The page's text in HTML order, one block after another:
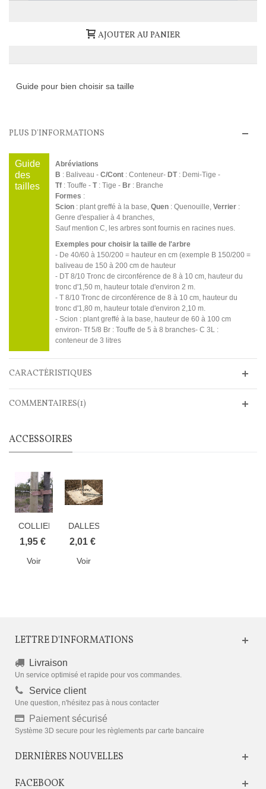
AJOUTER AU PANIER
Guide pour bien choisir sa taille
PLUS D'INFORMATIONS
Guide
des
tailles
Abréviations
B : Baliveau - C/Cont : Conteneur- DT: Demi-Tige -
Tf : Touffe - T: Tige - Br : Branche
Formes :
Scion : plant greffé à la base, Quen : Quenouille, Verrier :
Genre d'espalier à 4 branches,
Sauf mention C, les arbres sont fournis en racines nues.
Exemples pour choisir la taille de l'arbre
- De 40/60 à 150/200 = hauteur en cm (exemple B 150/200 =
baliveau de 150 à 200 cm de hauteur
- DT 8/10 Tronc de circonférence de 8 à 10 cm, hauteur du
tronc d'1,50 m, hauteur totale d'environ 2 m.
- T 8/10 Tronc de circonférence de 8 à 10 cm, hauteur du
tronc d'1,80 m, hauteur totale d'environ 2,10 m.
- Scion : plant greffé à la base, hauteur de 60 à 100 cm
environ- Tf 5/8 Br : Touffe de 5 à 8 branches- C 3L :
conteneur de 3 litres
CARACTÉRISTIQUES
COMMENTAIRES(1)
ACCESSOIRES
COLLIER
TOLTEX
1,95 €
Voir
DALLES
SOUPLES
FIBRE
2,01 €
Voir
LETTRE D'INFORMATIONS
Livraison
Un service optimisé et rapide pour vos commandes.
Service client
Une question, n'hésitez pas à nous contacter
Paiement sécurisé
Système 3D secure pour les règlements par carte bancaire
DERNIÈRES NOUVELLES
FACEBOOK